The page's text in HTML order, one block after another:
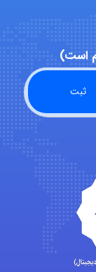
A.balandeh
fatima
است)